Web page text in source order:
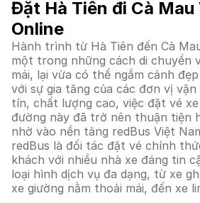
Đặt Hà Tiên đi Cà Mau
Online
Hành trình từ Hà Tiên đến Cà
một trong những cách di chuyển
mái, lại vừa có thể ngắm cảnh
với sự gia tăng của các đơn vị
tín, chất lượng cao, việc đặt vé
đường này đã trở nên thuận tiện
nhờ vào nền tảng redBus Việt
redBus là đối tác đặt vé chính
khách với nhiều nhà xe đáng tin
loại hình dịch vụ đa dạng, từ xe
xe giường nằm thoải mái, đến xe